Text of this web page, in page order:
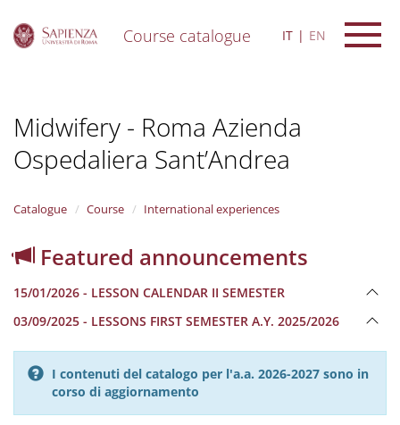
Course catalogue IT EN
Midwifery - Roma Azienda
Ospedaliera Sant’Andrea
Catalogue Course International experiences
Featured announcements
15/01/2026 - LESSON CALENDAR II SEMESTER
03/09/2025 - LESSONS FIRST SEMESTER A.Y. 2025/2026
I contenuti del catalogo per l'a.a. 2026-2027 sono in
corso di aggiornamento